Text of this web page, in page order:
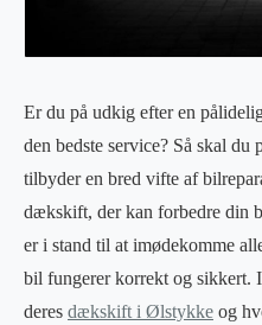
Er du på udkig efter en
den bedste service? Så skal
tilbyder en bred vifte af
dækskift, der kan forbedre din
er i stand til at imødekomme
bil fungerer korrekt og sikkert.
deres dækskift i Ølstykke og